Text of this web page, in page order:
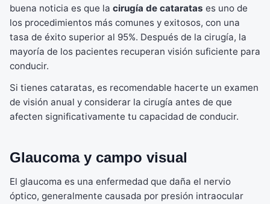
buena noticia es que la cirugía de cataratas es uno de
los procedimientos más comunes y exitosos, con una
tasa de éxito superior al 95%. Después de la cirugía, la
mayoría de los pacientes recuperan visión suficiente para
conducir.
Si tienes cataratas, es recomendable hacerte un examen
de visión anual y considerar la cirugía antes de que
afecten significativamente tu capacidad de conducir.
Glaucoma y campo visual
El glaucoma es una enfermedad que daña el nervio
óptico, generalmente causada por presión intraocular